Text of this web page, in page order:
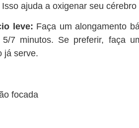
ajuda a oxigenar seu
leve: Faça um alongamento
7 minutos. Se preferir, faça
já serve.
focada